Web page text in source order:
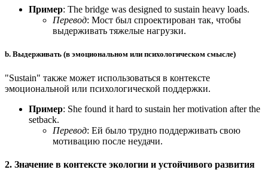
Пример: The bridge was designed to sustain heavy loads.
Перевод: Мост был спроектирован так, чтобы
выдерживать тяжелые нагрузки.
b. Выдерживать (в эмоциональном или психологическом смысле)
"Sustain" также может использоваться в контексте
эмоциональной или психологической поддержки.
Пример: She found it hard to sustain her motivation after the
setback.
Перевод: Ей было трудно поддерживать свою
мотивацию после неудачи.
2. Значение в контексте экологии и устойчивого развития